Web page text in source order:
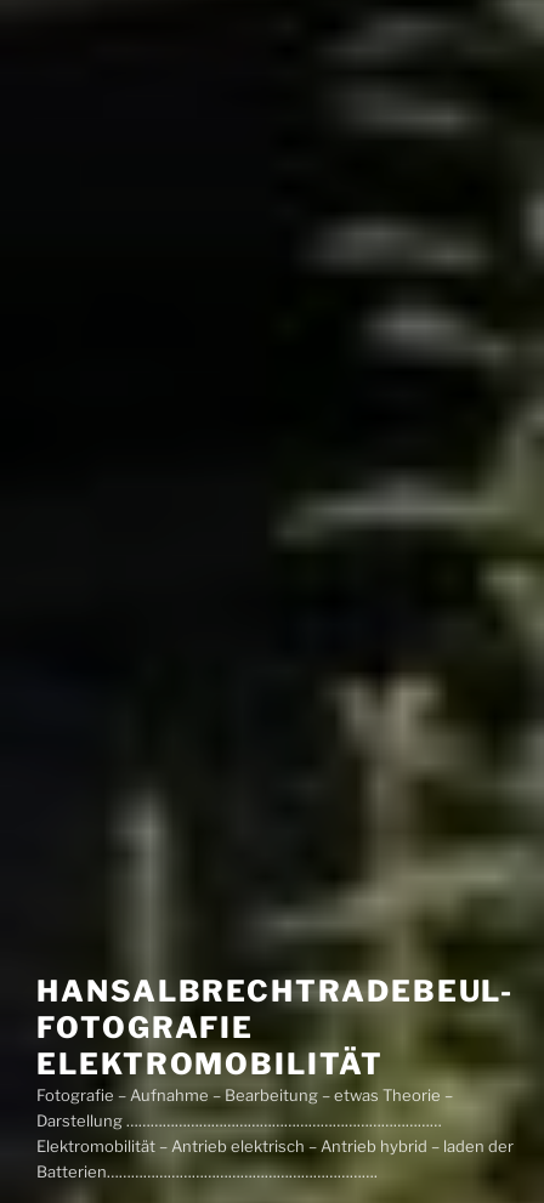
HANSALBRECHTRADEBEUL-
FOTOGRAFIE
ELEKTROMOBILITÄT
Fotografie – Aufnahme – Bearbeitung – etwas Theorie –
Darstellung ……………………………………………………………………
Elektromobilität – Antrieb elektrisch – Antrieb hybrid – laden der
Batterien………………………………………………………….